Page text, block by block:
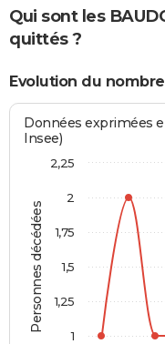
Qui sont les
quittés ?
Evolution du
Personnes décédées
Données exprimées
Insee)
1
1,25
1,5
1,75
2
2,25